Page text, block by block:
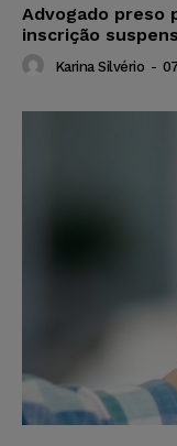
Advogado preso
inscrição
Karina Silvério -